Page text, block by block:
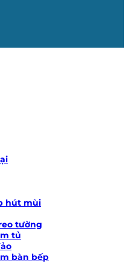
hút mùi
tường
tủ
bàn bếp